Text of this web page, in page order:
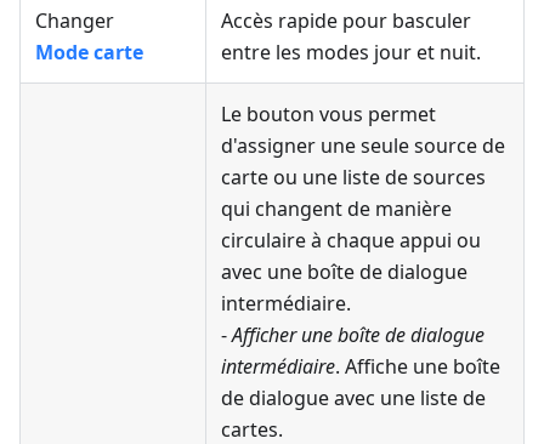
Changer
Mode carte
Accès rapide pour basculer
entre les modes jour et nuit.
Le bouton vous permet
d'assigner une seule source de
carte ou une liste de sources
qui changent de manière
circulaire à chaque appui ou
avec une boîte de dialogue
intermédiaire.
-Afficher une boîte de dialogue
intermédiaire. Affiche une boîte
de dialogue avec une liste de
cartes.